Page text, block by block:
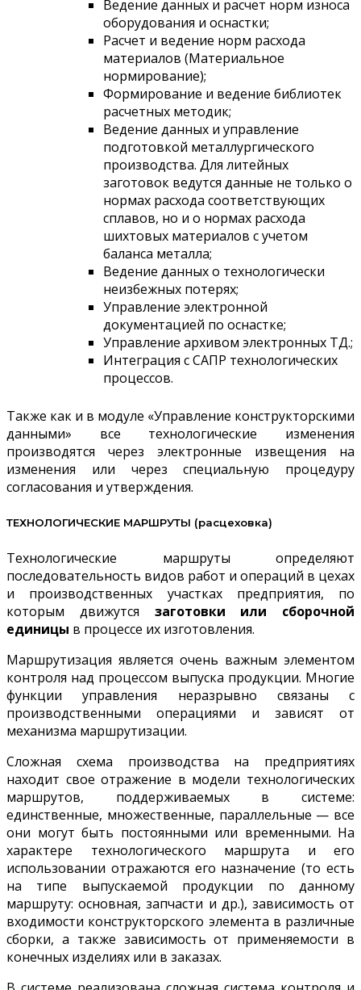
Ведение данных и расчет норм износа
оборудования и оснастки;
Расчет и ведение норм расхода
материалов (Материальное
нормирование);
Формирование и ведение библиотек
расчетных методик;
Ведение данных и управление
подготовкой металлургического
производства. Для литейных
заготовок ведутся данные не только о
нормах расхода соответствующих
сплавов, но и о нормах расхода
шихтовых материалов с учетом
баланса металла;
Ведение данных о технологически
неизбежных потерях;
Управление электронной
документацией по оснастке;
Управление архивом электронных ТД.;
Интеграция с САПР технологических
процессов.
Также как и в модуле «Управление конструкторскими
данными» все технологические изменения
производятся через электронные извещения на
изменения или через специальную процедуру
согласования и утверждения.
ТЕХНОЛОГИЧЕСКИЕ МАРШРУТЫ (расцеховка)
Технологические маршруты определяют
последовательность видов работ и операций в цехах
и производственных участках предприятия, по
которым движутся заготовки или сборочной
единицы в процессе их изготовления.
Маршрутизация является очень важным элементом
контроля над процессом выпуска продукции. Многие
функции управления неразрывно связаны с
производственными операциями и зависят от
механизма маршрутизации.
Сложная схема производства на предприятиях
находит свое отражение в модели технологических
маршрутов, поддерживаемых в системе:
единственные, множественные, параллельные — все
они могут быть постоянными или временными. На
характере технологического маршрута и его
использовании отражаются его назначение (то есть
на типе выпускаемой продукции по данному
маршруту: основная, запчасти и др.), зависимость от
входимости конструкторского элемента в различные
сборки, а также зависимость от применяемости в
конечных изделиях или в заказах.